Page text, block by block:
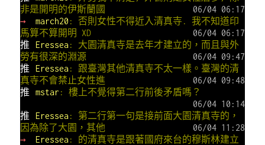
非是開明的伊斯蘭國
06/04 06:17
→
march20 : 否則女性不得近入清真寺. 我不知道印
馬算不算開明 XD
06/04 06:17
推
Eressea: 大園清真寺是去年才建立的，而且與外
勞有很深的淵源
06/04 09:47
推
Eressea: 跟臺灣其他清真寺不太一樣。臺灣的清
真寺不會禁止女性進
06/04 09:48
推
mstar : 樓上不覺得第二行前後矛盾嗎？
06/04 10:14
推
Eressea: 第二行第一句是接前面大園清真寺的，
因為除了大園，其他
06/04 11:28
→
Eressea: 的清真寺是跟著國府來台的穆斯林建立